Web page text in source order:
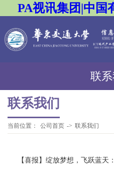
PA视讯集团|中国
联
联系我们
当前位置： 公司首页 -> 联系我们